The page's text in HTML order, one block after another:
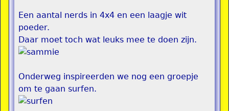
Een aantal nerds in 4x4 en een laagje wit
poeder.
Daar moet toch wat leuks mee te doen zijn.
Onderweg inspireerden we nog een groepje
om te gaan surfen.